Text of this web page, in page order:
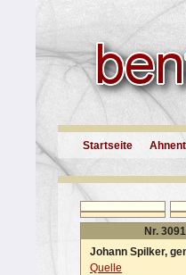
Startseite
Nr.
Johann Spilker,
Quelle